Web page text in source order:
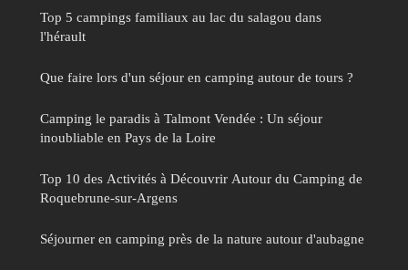
Top 5 campings familiaux au lac du salagou dans
l'hérault
Que faire lors d'un séjour en camping autour de tours ?
Camping le paradis à Talmont Vendée : Un séjour
inoubliable en Pays de la Loire
Top 10 des Activités à Découvrir Autour du Camping de
Roquebrune-sur-Argens
Séjourner en camping près de la nature autour d'aubagne